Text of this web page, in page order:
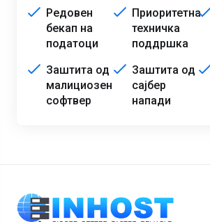
Редовен
бекап на
податоци
Приоритетна
техничка
поддршка
Заштита од
малициозен
софтвер
Заштита од
сајбер
напади